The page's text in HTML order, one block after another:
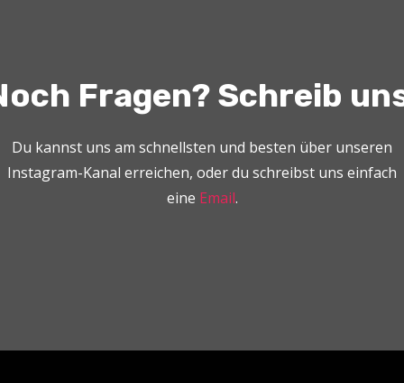
Fragen? Schreib
Du kannst uns am schnellsten und besten über unseren
Instagram-Kanal erreichen, oder du schreibst uns einfach
eine Email.